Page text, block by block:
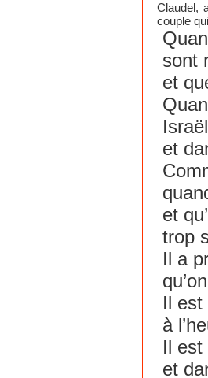
Claudel,
couple
sont
et
et
et
trop
Il a
Il est
à
Il est
et